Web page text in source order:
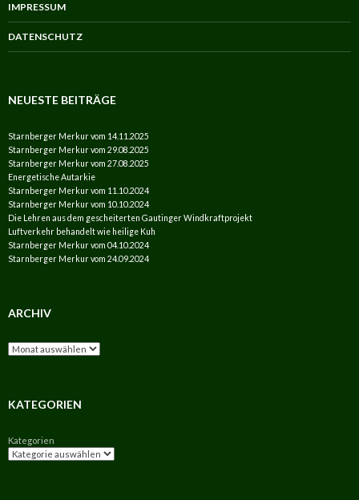
IMPRESSUM
DATENSCHUTZ
NEUESTE BEITRÄGE
Starnberger Merkur vom 14.11.2025
Starnberger Merkur vom 29.08.2025
Starnberger Merkur vom 27.08.2025
Energetische Autarkie
Starnberger Merkur vom 11.10.2024
Starnberger Merkur vom 10.10.2024
Die Lehren aus dem gescheiterten Gautinger Windkraftprojekt
Luftverkehr behandelt wie heilige Kuh
Starnberger Merkur vom 04.10.2024
Starnberger Merkur vom 24.09.2024
ARCHIV
Archiv
KATEGORIEN
Kategorien